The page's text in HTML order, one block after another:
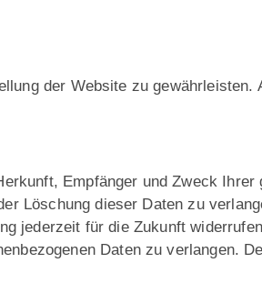
der Website zu gewährleisten.
Empfänger und Zweck
Löschung dieser Daten zu
jederzeit für die Zukunft
Daten zu verlangen.